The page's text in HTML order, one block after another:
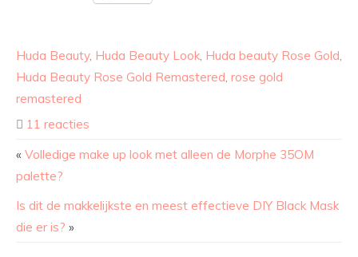
Huda Beauty, Huda Beauty Look Huda beauty Rose Gold
Huda Beauty Rose Gold Remastered rose gold
remastered
11 reacties
« Volledige make up look met alleen de Morphe 35OM
palette?
Is dit de makkelijkste en meest effectieve DIY Black Mask
die er is? »